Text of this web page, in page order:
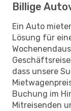
Billige
Ein Auto
Lösung für
dass unsere
Buchung im
Mitreisenden